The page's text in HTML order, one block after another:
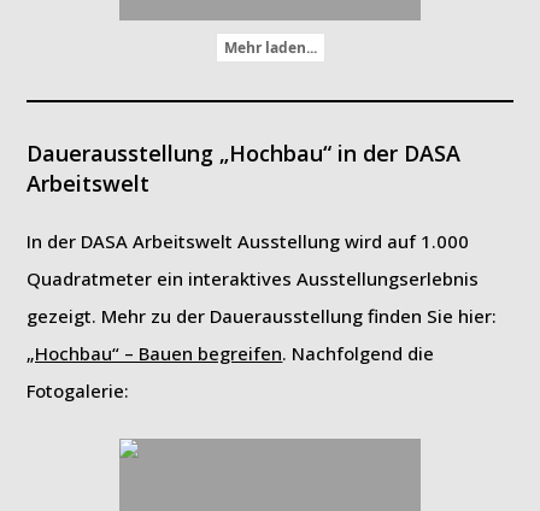
Mehr laden...
Dauerausstellung „Hochbau“ in der DASA
Arbeitswelt
In der DASA Arbeitswelt Ausstellung wird auf 1.000
Quadratmeter ein interaktives Ausstellungserlebnis
gezeigt. Mehr zu der Dauerausstellung finden Sie hier:
„Hochbau“ – Bauen begreifen. Nachfolgend die
Fotogalerie: